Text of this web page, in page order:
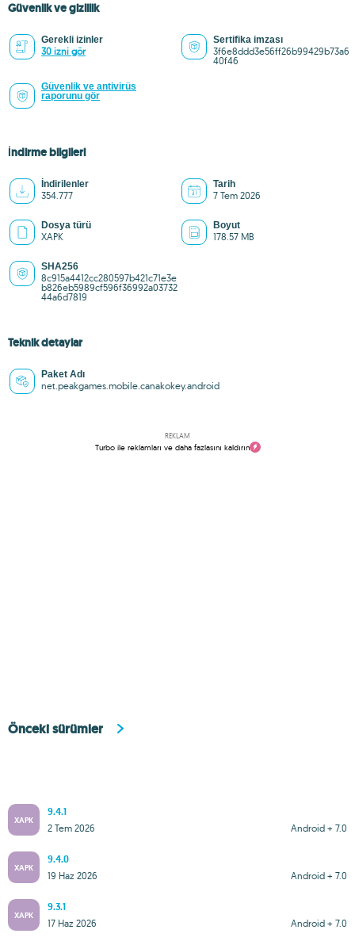
Güvenlik ve gizlilik
Gerekli izinler
30 izni gör
Sertifika imzası
3f6e8ddd3e56ff26b99429b73a6
40f46
Güvenlik ve antivirüs
raporunu gör
İndirme bilgileri
İndirilenler
354.777
Tarih
7 Tem 2026
Dosya türü
XAPK
Boyut
178.57 MB
SHA256
8c915a4412cc280597b421c71e3e
b826eb5989cf596f36992a03732
44a6d7819
Teknik detaylar
Paket Adı
net.peakgames.mobile.canakokey.android
REKLAM
Turbo ile reklamları ve daha fazlasını kaldırın
Önceki sürümler
XAPK
9.4.1
Android + 7.0
2 Tem 2026
XAPK
9.4.0
Android + 7.0
19 Haz 2026
XAPK
9.3.1
Android + 7.0
17 Haz 2026